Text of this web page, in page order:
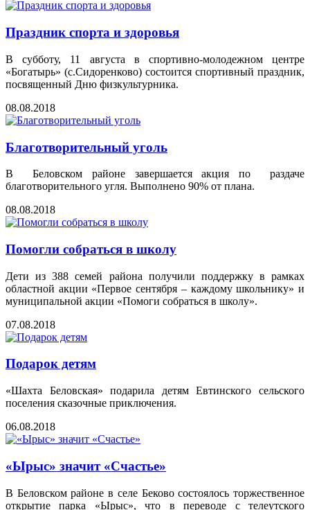
Праздник спорта и здоровья
В субботу, 11 августа в спортивно-молодежном центре
«Богатырь» (с.Сидоренково) состоится спортивный праздник,
посвященный Дню физкультурника.
08.08.2018
Благотворительный уголь
В Беловском районе завершается акция по раздаче
благотворительного угля. Выполнено 90% от плана.
08.08.2018
Помогли собраться в школу
Дети из 388 семей района получили поддержку в рамках
областной акции «Первое сентября – каждому школьнику» и
муниципальной акции «Помоги собраться в школу».
07.08.2018
Подарок детям
«Шахта Беловская» подарила детям Евтинского сельского
поселения сказочные приключения.
06.08.2018
«Ырыс» значит «Счастье»
В Беловском районе в селе Беково состоялось торжественное
открытие парка «Ырыс», что в переводе с телеутского